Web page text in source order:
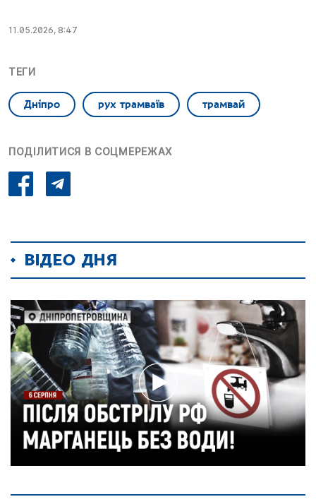
11.05.2026, 8:47
ТЕГИ
Дніпро рух трамваїв трамвай
ПОДІЛИТИСЯ В СОЦМЕРЕЖАХ
ВІДЕО ДНЯ